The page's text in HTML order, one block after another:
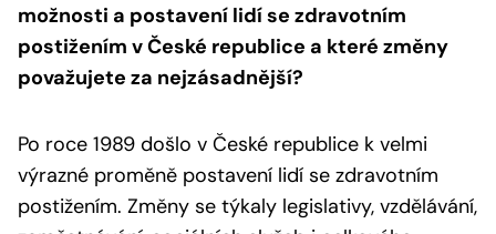
možnosti a postavení lidí se zdravotním
postižením v České republice a které změny
považujete za nejzásadnější?
Po roce 1989 došlo v České republice k velmi
výrazné proměně postavení lidí se zdravotním
postižením. Změny se týkaly legislativy, vzdělávání,